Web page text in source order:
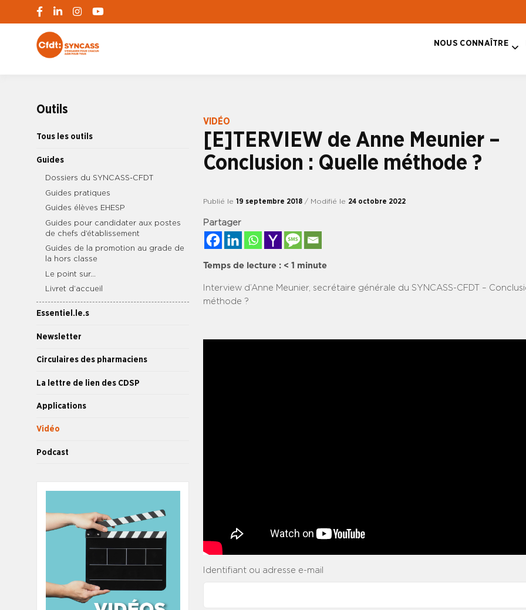
NOUS CONNAÎTRE
Outils
Tous les outils
Guides
Dossiers du SYNCASS-CFDT
Guides pratiques
Guides élèves EHESP
Guides pour candidater aux postes
de chefs d’établissement
Guides de la promotion au grade de
la hors classe
Le point sur…
Livret d’accueil
Essentiel.le.s
Newsletter
Circulaires des pharmaciens
La lettre de lien des CDSP
Applications
Vidéo
Podcast
VIDÉO
[E]TERVIEW de Anne Meunier –
Conclusion : Quelle méthode ?
Publié le 19 septembre 2018 / Modifié le 24 octobre 2022
Partager
Temps de lecture : < 1 minute
Interview d’Anne Meunier, secrétaire générale du SYNCASS-CFDT –
méthode ?
Identifiant ou adresse e-mail